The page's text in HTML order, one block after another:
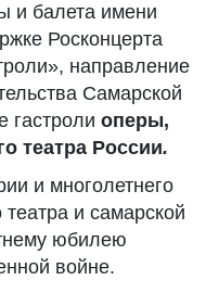
и балета имени
Росконцерта
направление
Самарской
гастроли оперы,
театра России.
и многолетнего
и самарской
юбилею
войне.